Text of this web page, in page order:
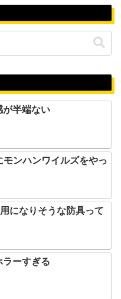
が半端ない
モンハンワイルズをやっ
になりそうな防具って
ラーすぎる